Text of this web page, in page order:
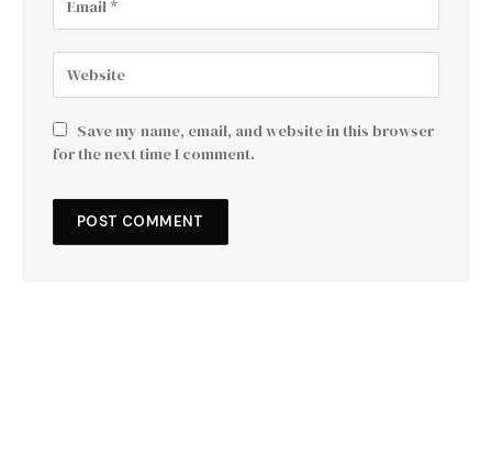
Save my name, email, and website in this browser
for the next time I comment.